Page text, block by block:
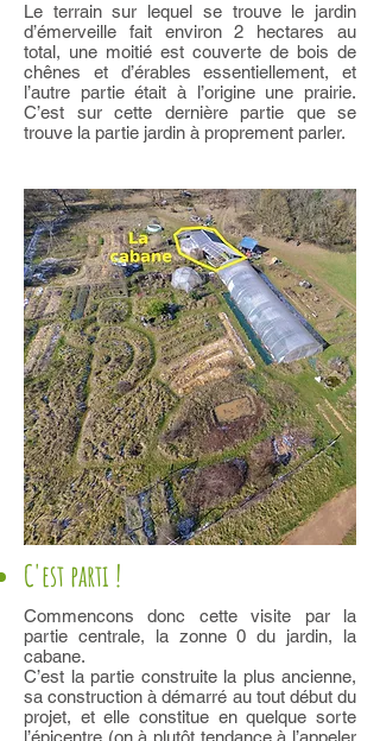
Le terrain sur lequel se trouve le jardin
d’émerveille fait environ 2 hectares au
total, une moitié est couverte de bois de
chênes et d’érables essentiellement, et
l’autre partie était à l’origine une prairie.
C’est sur cette dernière partie que se
trouve la partie jardin à proprement parler.
C'est parti !
Commencons donc cette visite par la
partie centrale, la zonne 0 du jardin, la
cabane.
C’est la partie construite la plus ancienne,
sa construction à démarré au tout début du
projet, et elle constitue en quelque sorte
l’épicentre (on à plutôt tendance à l’appeler